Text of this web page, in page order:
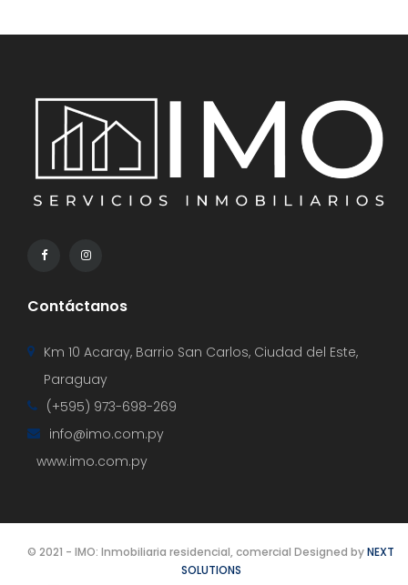
Contáctanos
Km 10 Acaray, Barrio San Carlos, Ciudad del Este,
Paraguay
(+595) 973-698-269
info@imo.com.py
www.imo.com.py
© 2021 - IMO: Inmobiliaria residencial, comercial Designed byNEXT
SOLUTIONS